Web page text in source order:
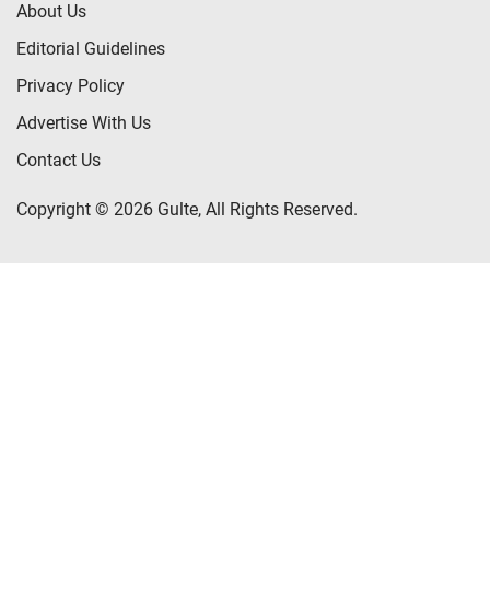
About Us
Editorial Guidelines
Privacy Policy
Advertise With Us
Contact Us
Copyright © 2026 Gulte, All Rights Reserved.